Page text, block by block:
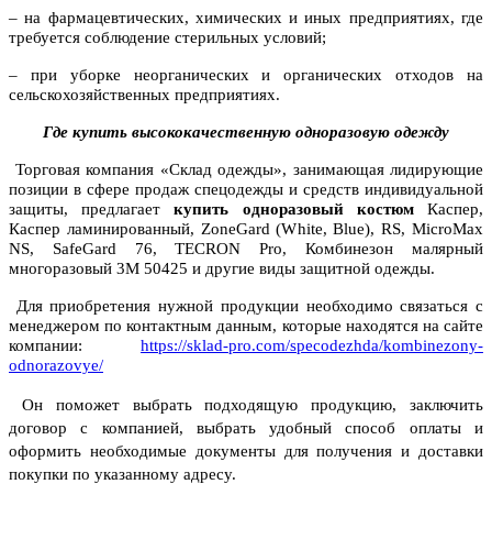
– на фармацевтических, химических и иных предприятиях, где
требуется соблюдение стерильных условий;
– при уборке неорганических и органических отходов на
сельскохозяйственных предприятиях.
Где купить высококачественную одноразовую одежду
Торговая компания «Склад одежды», занимающая лидирующие
позиции в сфере продаж спецодежды и средств индивидуальной
защиты, предлагаеткупить одноразовый костюмКаспер,
Каспер ламинированный, ZoneGard (White, Blue), RS, MicroMax
NS, SafeGard 76, TECRON Pro, Комбинезон малярный
многоразовый 3M 50425 и другие виды защитной одежды.
Для приобретения нужной продукции необходимо связаться с
менеджером по контактным данным, которые находятся на сайте
компании: https://sklad-pro.com/specodezhda/kombinezony-
odnorazovye/
Он поможет выбрать подходящую продукцию, заключить
договор с компанией, выбрать удобный способ оплаты и
оформить необходимые документы для получения и доставки
покупки по указанному адресу.